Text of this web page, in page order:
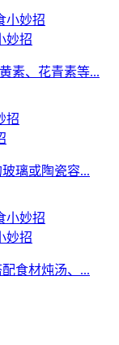
妙招
素、花青素等...
璃或陶瓷容...
妙招
食材炖汤、...